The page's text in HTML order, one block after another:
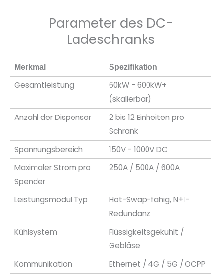
Parameter des DC-
Ladeschranks
Merkmal Spezifikation
Gesamtleistung
60kW - 600kW+
(skalierbar)
Anzahl der Dispenser
2 bis 12 Einheiten pro
Schrank
Spannungsbereich
150V - 1000V DC
Maximaler Strom pro
Spender
250A / 500A / 600A
Leistungsmodul Typ
Hot-Swap-fähig, N+1-
Redundanz
Kühlsystem
Flüssigkeitsgekühlt /
Gebläse
Kommunikation
Ethernet / 4G / 5G / OCPP